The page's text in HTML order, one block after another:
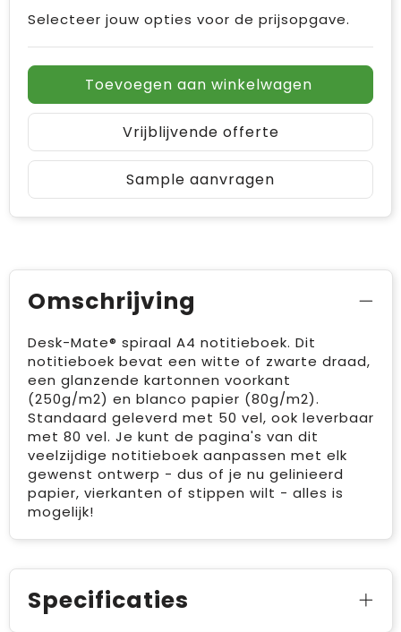
Selecteer jouw opties voor de prijsopgave.
Toevoegen aan winkelwagen
Vrijblijvende offerte
Sample aanvragen
Omschrijving
Desk-Mate® spiraal A4 notitieboek. Dit
notitieboek bevat een witte of zwarte draad,
een glanzende kartonnen voorkant
(250g/m2) en blanco papier (80g/m2).
Standaard geleverd met 50 vel, ook leverbaar
met 80 vel. Je kunt de pagina's van dit
veelzijdige notitieboek aanpassen met elk
gewenst ontwerp - dus of je nu gelinieerd
papier, vierkanten of stippen wilt - alles is
mogelijk!
Specificaties